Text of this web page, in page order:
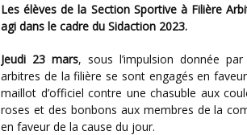
Les élèves de la Section Sportive à Filière Arbitrage auxerroise du lycée Joseph FOURIER ont
agi dans le cadre du Sidaction 2023.
Jeudi 23 mars, sous l’impulsion donnée
arbitres de la filière se sont engagés en
maillot d’officiel contre une chasuble aux
roses et des bonbons aux membres de la
en faveur de la cause du jour.